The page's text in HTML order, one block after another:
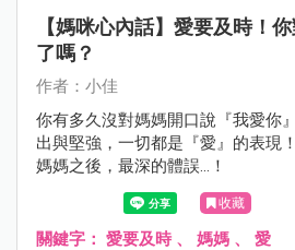
【媽咪心內話】愛要及時！
了嗎？
作者：小佳
你有多久沒對媽媽開口說『我愛你
出與堅強，一切都是『愛』的表現
媽媽之後，最深的體誤…！
收藏
關鍵字： 愛要及時 、 媽媽 、 愛